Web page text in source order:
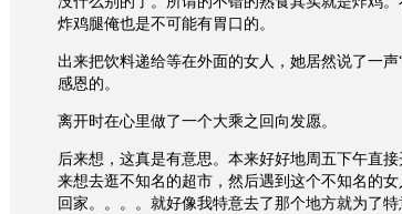
炸鸡腿俺也是不可能有胃口的。
出来把饮料递给等在外面的女人，她居然说了一
感恩的。
离开时在心里做了一个大乘之回向发愿。
后来想，这真是有意思。本来好好地周五下午直
来想去逛不知名的超市，然后遇到这个不知名的
回家。。。。就好像我特意去了那个地方就为了